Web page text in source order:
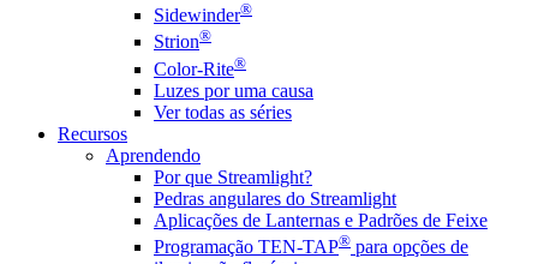
Sidewinder®
Strion®
Color-Rite®
Luzes por uma causa
Ver todas as séries
Recursos
Aprendendo
Por que Streamlight?
Pedras angulares do Streamlight
Aplicações de Lanternas e Padrões de Feixe
Programação TEN-TAP® para opções de